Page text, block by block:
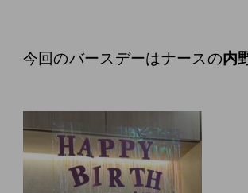
今回のバースデーはナースの内